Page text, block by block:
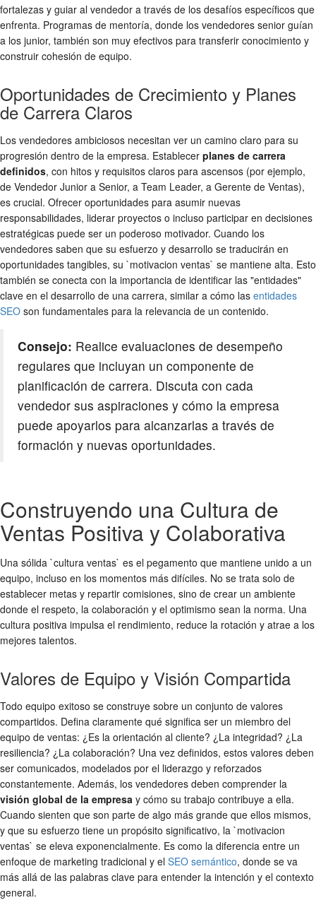
fortalezas y guiar al vendedor a través de los desafíos específicos que
enfrenta. Programas de mentoría, donde los vendedores senior guían
a los junior, también son muy efectivos para transferir conocimiento y
construir cohesión de equipo.
Oportunidades de Crecimiento y Planes
de Carrera Claros
Los vendedores ambiciosos necesitan ver un camino claro para su
progresión dentro de la empresa. Establecer planes de carrera
definidos, con hitos y requisitos claros para ascensos (por ejemplo,
de Vendedor Junior a Senior, a Team Leader, a Gerente de Ventas),
es crucial. Ofrecer oportunidades para asumir nuevas
responsabilidades, liderar proyectos o incluso participar en decisiones
estratégicas puede ser un poderoso motivador. Cuando los
vendedores saben que su esfuerzo y desarrollo se traducirán en
oportunidades tangibles, su `motivacion ventas` se mantiene alta. Esto
también se conecta con la importancia de identificar las "entidades"
clave en el desarrollo de una carrera, similar a cómo las entidades
SEO son fundamentales para la relevancia de un contenido.
Consejo: Realice evaluaciones de desempeño
regulares que incluyan un componente de
planificación de carrera. Discuta con cada
vendedor sus aspiraciones y cómo la empresa
puede apoyarlos para alcanzarlas a través de
formación y nuevas oportunidades.
Construyendo una Cultura de
Ventas Positiva y Colaborativa
Una sólida `cultura ventas` es el pegamento que mantiene unido a un
equipo, incluso en los momentos más difíciles. No se trata solo de
establecer metas y repartir comisiones, sino de crear un ambiente
donde el respeto, la colaboración y el optimismo sean la norma. Una
cultura positiva impulsa el rendimiento, reduce la rotación y atrae a los
mejores talentos.
Valores de Equipo y Visión Compartida
Todo equipo exitoso se construye sobre un conjunto de valores
compartidos. Defina claramente qué significa ser un miembro del
equipo de ventas: ¿Es la orientación al cliente? ¿La integridad? ¿La
resiliencia? ¿La colaboración? Una vez definidos, estos valores deben
ser comunicados, modelados por el liderazgo y reforzados
constantemente. Además, los vendedores deben comprender la
visión global de la empresa y cómo su trabajo contribuye a ella.
Cuando sienten que son parte de algo más grande que ellos mismos,
y que su esfuerzo tiene un propósito significativo, la `motivacion
ventas` se eleva exponencialmente. Es como la diferencia entre un
enfoque de marketing tradicional y el SEO semántico, donde se va
más allá de las palabras clave para entender la intención y el contexto
general.